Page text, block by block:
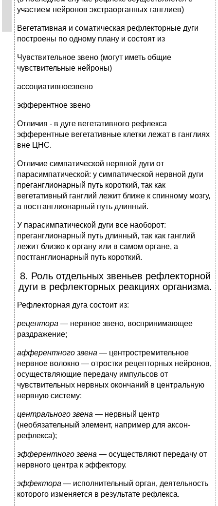
участием нейронов экстраорганных ганглиев)
Вегетативная и соматическая рефлекторные дуги
построены по одному плану и состоят из
Чувствительное звено (могут иметь общие
чувствительные нейроны)
ассоциативноезвено
эфферентное звено
Отличия - в дуге вегетативного рефлекса
эфферентные вегетативные клетки лежат в ганглиях
вне ЦНС.
Отличие симпатической нервной дуги от
парасимпатической: у симпатической нервной дуги
преганглионарный путь короткий, так как
вегетативный ганглий лежит ближе к спинному мозгу,
а постганглионарный путь длинный.
У парасимпатической дуги все наоборот:
преганглионарный путь длинный, так как ганглий
лежит близко к органу или в самом органе, а
постганглионарный путь короткий.
8. Роль отдельных звеньев рефлекторной
дуги в рефлекторных реакциях организма.
Рефлекторная дуга состоит из:
рецептора — нервное звено, воспринимающее
раздражение;
афферентного звена — центростремительное
нервное волокно — отростки рецепторных нейронов,
осуществляющие передачу импульсов от
чувствительных нервных окончаний в центральную
нервную систему;
центрального звена — нервный центр
(необязательный элемент, например для аксон-
рефлекса);
эфферентного звена — осуществляют передачу от
нервного центра к эффектору.
эффектора — исполнительный орган, деятельность
которого изменяется в результате рефлекса.